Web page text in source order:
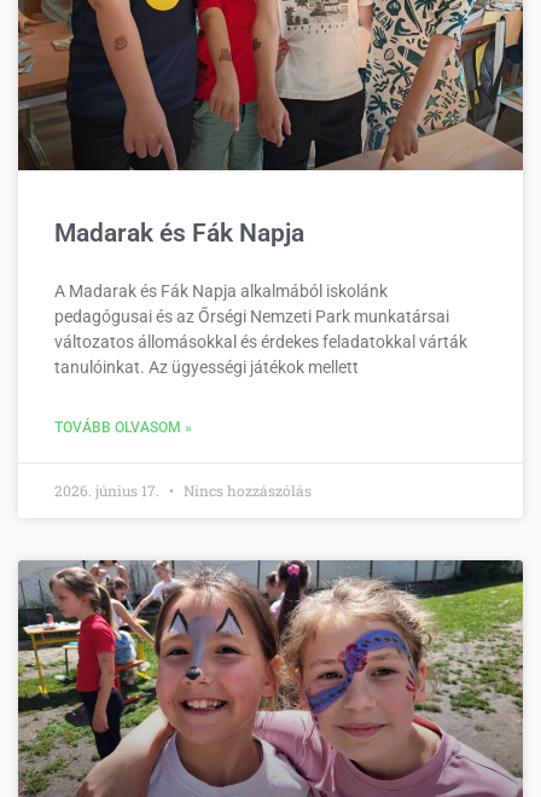
Madarak és Fák Napja
A Madarak és Fák Napja alkalmából iskolánk
pedagógusai és az Őrségi Nemzeti Park munkatársai
változatos állomásokkal és érdekes feladatokkal várták
tanulóinkat. Az ügyességi játékok mellett
TOVÁBB OLVASOM »
2026. június 17. Nincs hozzászólás